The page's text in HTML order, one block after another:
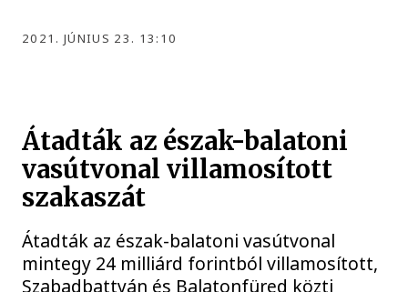
2021. JÚNIUS 23. 13:10
Átadták az észak-balatoni
vasútvonal villamosított
szakaszát
Átadták az észak-balatoni vasútvonal
mintegy 24 milliárd forintból villamosított,
Szabadbattyán és Balatonfüred közti